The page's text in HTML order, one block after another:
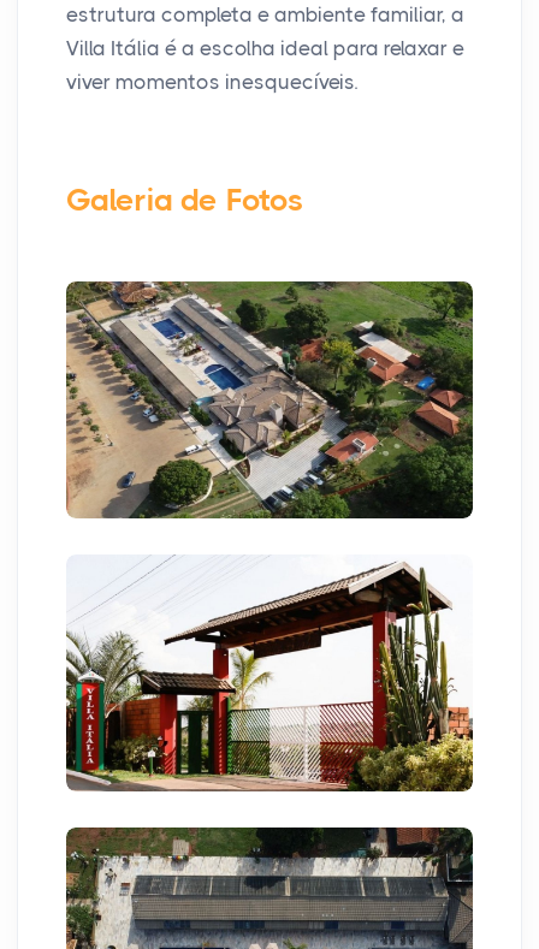
estrutura completa e ambiente familiar, a
Villa Itália é a escolha ideal para relaxar e
viver momentos inesquecíveis.
Galeria de Fotos